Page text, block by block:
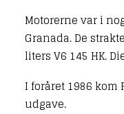
Motorerne var i
Granada. De
liters V6 145 HK.
I foråret 1986 kom
udgave.